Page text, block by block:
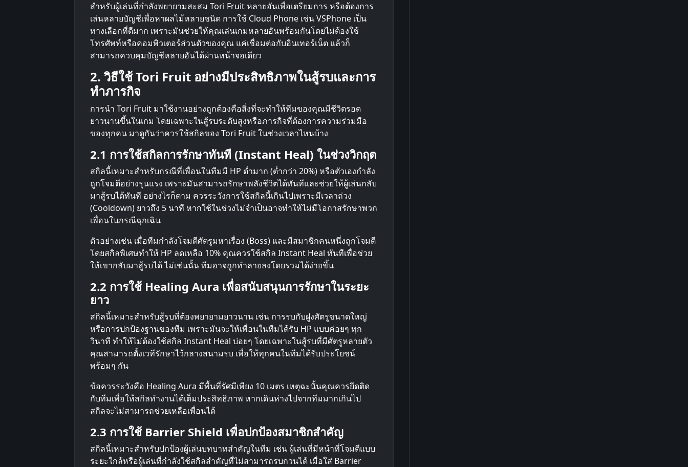
สำหรับผู้เล่นที่กำลังพยายามสะสม Tori Fruit หลายอันเพื่อเตรียมการ หรือต้องการ
เล่นหลายบัญชีเพื่อหาผลไม้หลายชนิด การใช้ Cloud Phone เช่น VSPhone เป็น
ทางเลือกที่ดีมาก เพราะมันช่วยให้คุณเล่นเกมหลายอันพร้อมกันโดยไม่ต้องใช้
โทรศัพท์หรือคอมพิวเตอร์ส่วนตัวของคุณ แค่เชื่อมต่อกับอินเทอร์เน็ต แล้วก็
สามารถควบคุมบัญชีหลายอันได้ผ่านหน้าจอเดียว
2. วิธีใช้ Tori Fruit อย่างมีประสิทธิภาพในสู้รบและการ
ทำภารกิจ
การนำ Tori Fruit มาใช้งานอย่างถูกต้องคือสิ่งที่จะทำให้ทีมของคุณมีชีวิตรอด
ยาวนานขึ้นในเกม โดยเฉพาะในสู้รบระดับสูงหรือภารกิจที่ต้องการความร่วมมือ
ของทุกคน มาดูกันว่าควรใช้สกิลของ Tori Fruit ในช่วงเวลาไหนบ้าง
2.1 การใช้สกิลการรักษาทันที (Instant Heal) ในช่วงวิกฤต
สกิลนี้เหมาะสำหรับกรณีที่เพื่อนในทีมมี HP ต่ำมาก (ต่ำกว่า 20%) หรือตัวเองกำลัง
ถูกโจมตีอย่างรุนแรง เพราะมันสามารถรักษาพลังชีวิตได้ทันทีและช่วยให้ผู้เล่นกลับ
มาสู้รบได้ทันที อย่างไรก็ตาม ควรระวังการใช้สกิลนี้เกินไปเพราะมีเวลาถ่วง
(Cooldown) ยาวถึง 5 นาที หากใช้ในช่วงไม่จำเป็นอาจทำให้ไม่มีโอกาสรักษาพวก
เพื่อนในกรณีฉุกเฉิน
ตัวอย่างเช่น เมื่อทีมกำลังโจมตีศัตรูมหาเรื่อง (Boss) และมีสมาชิกคนหนึ่งถูกโจมตี
โดยสกิลพิเศษทำให้ HP ลดเหลือ 10% คุณควรใช้สกิล Instant Heal ทันทีเพื่อช่วย
ให้เขากลับมาสู้รบได้ ไม่เช่นนั้น ทีมอาจถูกทำลายลงโดยรวมได้ง่ายขึ้น
2.2 การใช้ Healing Aura เพื่อสนับสนุนการรักษาในระยะ
ยาว
สกิลนี้เหมาะสำหรับสู้รบที่ต้องพยายามยาวนาน เช่น การรบกับฝูงศัตรูขนาดใหญ่
หรือการปกป้องฐานของทีม เพราะมันจะให้เพื่อนในทีมได้รับ HP แบบค่อยๆ ทุก
วินาที ทำให้ไม่ต้องใช้สกิล Instant Heal บ่อยๆ โดยเฉพาะในสู้รบที่มีศัตรูหลายตัว
คุณสามารถตั้งเวทีรักษาไว้กลางสนามรบ เพื่อให้ทุกคนในทีมได้รับประโยชน์
พร้อมๆ กัน
ข้อควรระวังคือ Healing Aura มีพื้นที่รัศมีเพียง 10 เมตร เหตุฉะนั้นคุณควรยึดติด
กับทีมเพื่อให้สกิลทำงานได้เต็มประสิทธิภาพ หากเดินห่างไปจากทีมมากเกินไป
สกิลจะไม่สามารถช่วยเหลือเพื่อนได้
2.3 การใช้ Barrier Shield เพื่อปกป้องสมาชิกสำคัญ
สกิลนี้เหมาะสำหรับปกป้องผู้เล่นบทบาทสำคัญในทีม เช่น ผู้เล่นที่มีหน้าที่โจมตีแบบ
ระยะใกล้หรือผู้เล่นที่กำลังใช้สกิลสำคัญที่ไม่สามารถรบกวนได้ เมื่อใส่ Barrier